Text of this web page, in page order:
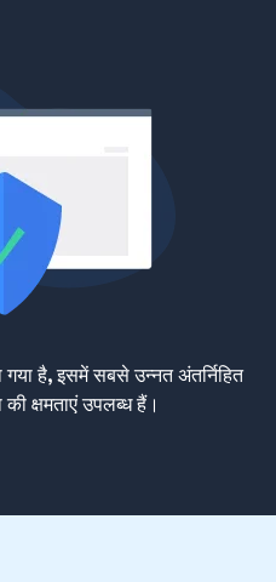
है, इसमें सबसे उन्नत अंतर्निहित
क्षमताएं उपलब्ध हैं।